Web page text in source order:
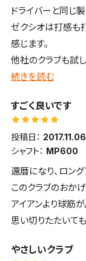
ドライバーと同じ
ゼクシオは打感も
感じます。
他社のクラブも試
いまいち。もちろ
す。
続きを読む
すごく良いです
投稿日： 2017.11.06
シャフト： MP600
還暦になり、ロン
このクラブのおか
アイアンより球筋
思い切りたたいて
やさしいクラブ